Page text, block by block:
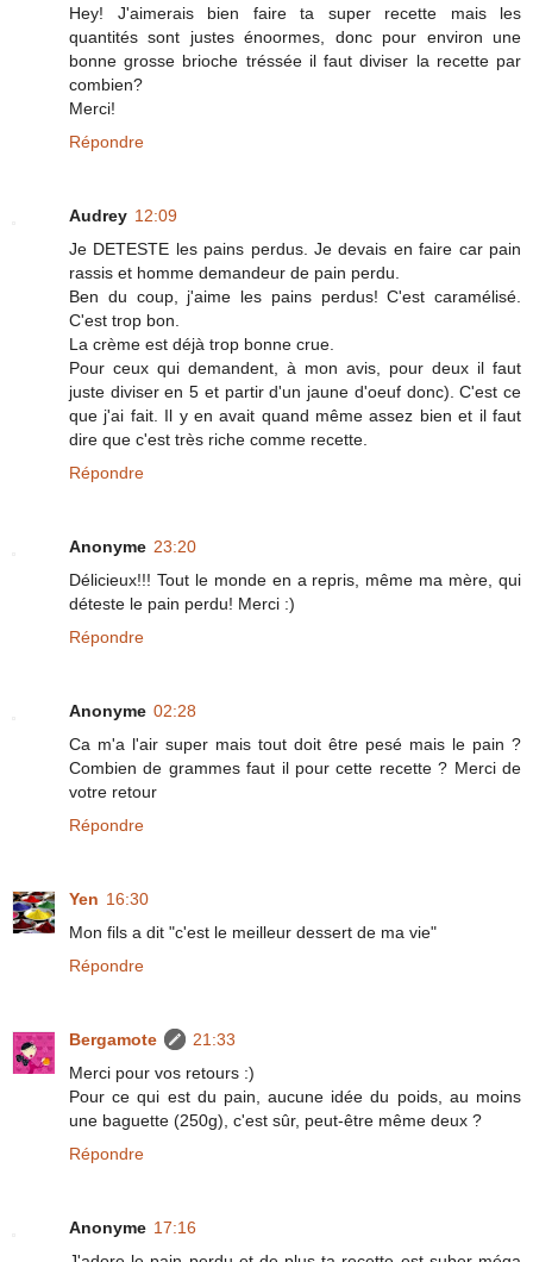
Hey! J'aimerais bien faire ta super recette mais les
quantités sont justes énoormes, donc pour environ une
bonne grosse brioche tréssée il faut diviser la recette par
combien?
Merci!
Répondre
Audrey 12:09
Je DETESTE les pains perdus. Je devais en faire car pain
rassis et homme demandeur de pain perdu.
Ben du coup, j'aime les pains perdus! C'est caramélisé.
C'est trop bon.
La crème est déjà trop bonne crue.
Pour ceux qui demandent, à mon avis, pour deux il faut
juste diviser en 5 et partir d'un jaune d'oeuf donc). C'est ce
que j'ai fait. Il y en avait quand même assez bien et il faut
dire que c'est très riche comme recette.
Répondre
Anonyme 23:20
Délicieux!!! Tout le monde en a repris, même ma mère, qui
déteste le pain perdu! Merci :)
Répondre
Anonyme 02:28
Ca m'a l'air super mais tout doit être pesé mais le pain ?
Combien de grammes faut il pour cette recette ? Merci de
votre retour
Répondre
Yen 16:30
Mon fils a dit "c'est le meilleur dessert de ma vie"
Répondre
Bergamote
21:33
Merci pour vos retours :)
Pour ce qui est du pain, aucune idée du poids, au moins
une baguette (250g), c'est sûr, peut-être même deux ?
Répondre
Anonyme 17:16